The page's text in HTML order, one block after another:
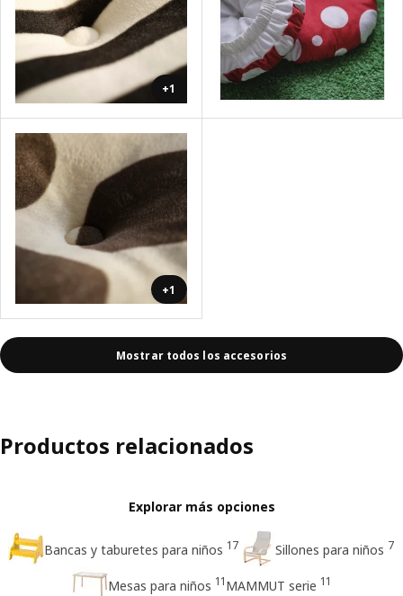
+1
+1
Mostrar todos los accesorios
Productos relacionados
Explorar más opciones
Bancas y taburetes para niños 17 Sillones para niños 7
Mesas para niños 11MAMMUT serie 11